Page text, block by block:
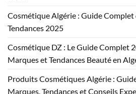
Cosmétique Algérie : Guide
Tendances 2025
Cosmétique DZ : Le Guide Complet
Marques et Tendances Beauté en
Produits Cosmétiques Algérie :
Marques, Tendances et Conseils